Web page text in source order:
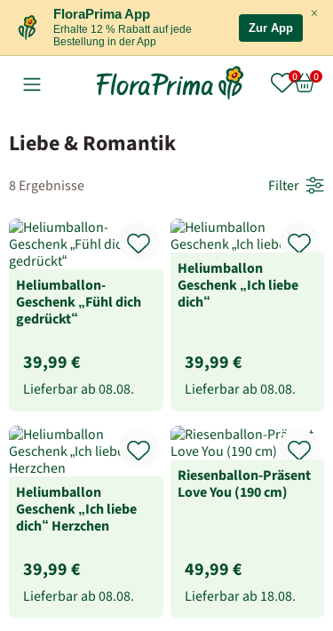
×
FloraPrima App
Erhalte 12 % Rabatt auf jede
Bestellung in der App
Zur App
Liebe & Romantik
8 Ergebnisse Filter
Heliumballon-
Geschenk „Fühl dich
gedrückt“
39,99 €
Lieferbar ab08.08.
Heliumballon
Geschenk „Ich liebe
dich“
39,99 €
Lieferbar ab08.08.
Heliumballon
Geschenk „Ich liebe
dich“ Herzchen
39,99 €
Lieferbar ab08.08.
Riesenballon-Präsent
Love You (190 cm)
49,99 €
Lieferbar ab 18.08.